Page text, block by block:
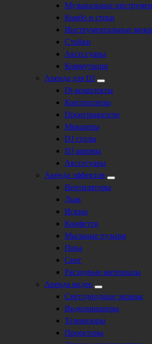
Музыкальные
Комбо и стеки
Инструментальные
Стойки
Аксессуары
Коммутация
Аренда для DJ
Dj-комплекты
Контроллеры
Проигрыватели
Микшеры
DJ столы
DJ ширмы
Акссесуары
Аренда эффектов
Вентиляторы
Дым
Искры
Конфетти
Мыльные пузыри
Пена
Снег
Расходные материалы
Аренда видео
Светодиодные экраны
Видеомикшеры
Телевизоры
Проекторы